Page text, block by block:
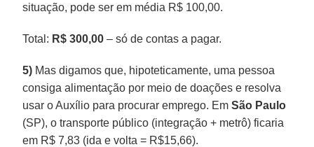
situação, pode ser em média R$ 100,00.
Total: R$ 300,00 – só de contas a pagar.
5) Mas digamos que, hipoteticamente, uma pessoa
consiga alimentação por meio de doações e resolva
usar o Auxílio para procurar emprego. EmSão Paulo
(SP), o transporte público (integração + metrô) ficaria
em R$ 7,83 (ida e volta = R$15,66).